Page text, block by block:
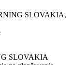
SLOVAKIA,
SLOVAKIA